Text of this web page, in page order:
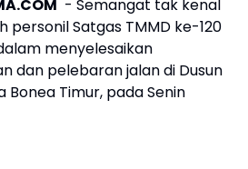
- Semangat tak kenal
personil Satgas TMMD ke-120
menyelesaikan
dan pelebaran jalan di Dusun
Bonea Timur, pada Senin